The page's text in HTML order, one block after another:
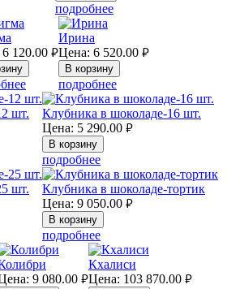
подробнее
6 120.00 руб.
Ирина
Цена: 6 520.00 руб.
подробнее
шт.
Клубника в шоколаде-16 шт.
Цена: 5 290.00 руб.
подробнее
шт.
Клубника в шоколаде-тортик
Цена: 9 050.00 руб.
подробнее
9 080.00 руб.
Кхалиси
Цена: 103 870.00 руб.